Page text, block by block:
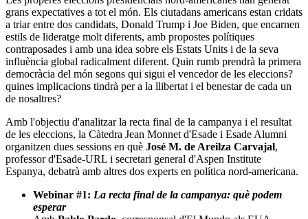
grans expectatives a tot el món. Els ciutadans americans estan cridats
a triar entre dos candidats, Donald Trump i Joe Biden, que encarnen
estils de lideratge molt diferents, amb propostes polítiques
contraposades i amb una idea sobre els Estats Units i de la seva
influència global radicalment diferent. Quin rumb prendrà la primera
democràcia del món segons qui sigui el vencedor de les eleccions?
quines implicacions tindrà per a la llibertat i el benestar de cada un
de nosaltres?
Amb l'objectiu d'analitzar la recta final de la campanya i el resultat
de les eleccions, la Càtedra Jean Monnet d'Esade i Esade Alumni
organitzen dues sessions en què José M. de Areilza Carvajal,
professor d'Esade-URL i secretari general d'Aspen Institute
Espanya, debatrà amb altres dos experts en política nord-americana.
Webinar #1: La recta final de la campanya: què podem
esperar